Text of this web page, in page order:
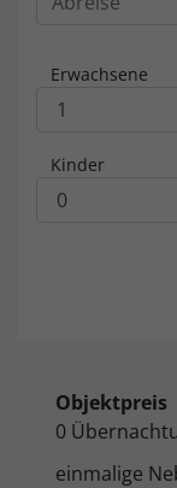
Erwachsene
Kinder
Objektpreis
0
einmalige